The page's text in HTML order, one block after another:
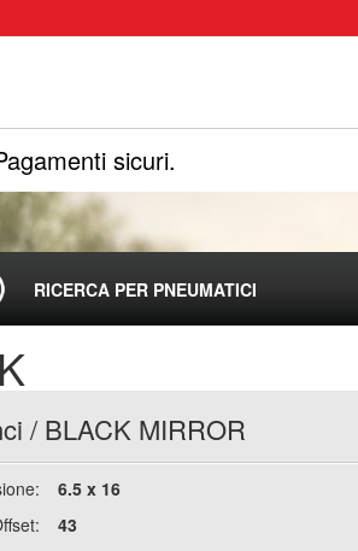
sicuri.
RICERCA PER PNEUMATICI
/ BLACK MIRROR
6.5 x 16
43